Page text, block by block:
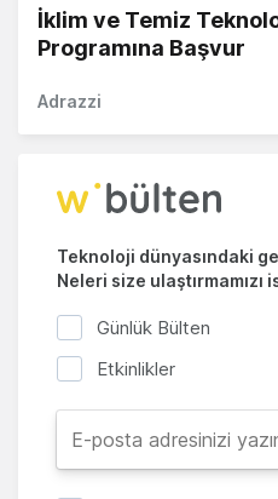
İklim ve Temiz
Programına Başvur
Adrazzi
Teknoloji dünyasındaki
Neleri size ulaştırmamızı
Günlük Bülten
Etkinlikler